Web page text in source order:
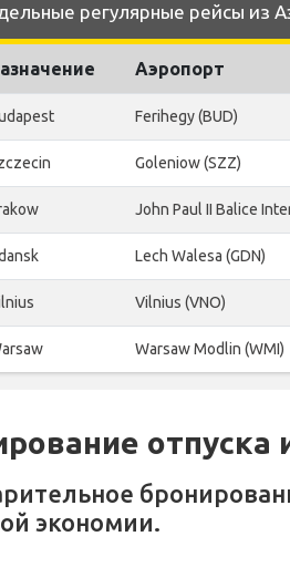
регулярные рейсы из
Аэропорт
Ferihegy (BUD)
Goleniow (SZZ)
John Paul II Balice
Lech Walesa (GDN)
Vilnius (VNO)
Warsaw Modlin (WMI)
отпуска
экономии.